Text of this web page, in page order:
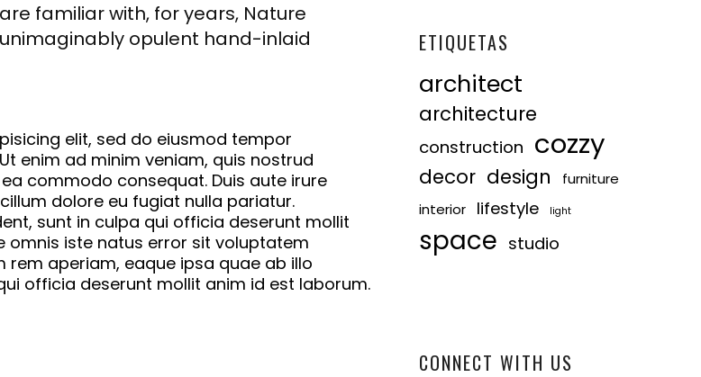
familiar with, for years, Nature
opulent hand-inlaid
elit, sed do eiusmod tempor
enim ad minim veniam, quis nostrud
commodo consequat. Duis aute irure
dolore eu fugiat nulla pariatur.
sunt in culpa qui officia deserunt mollit
omnis iste natus error sit voluptatem
aperiam, eaque ipsa quae ab illo
officia deserunt mollit anim id est laborum.
ETIQUETAS
architect
architecture
construction cozzy
decor design
furniture
interior
lifestyle light
space studio
CONNECT WITH US